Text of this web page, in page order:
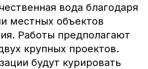
вода благодаря
местных объектов
Работы предполагают
крупных проектов.
будут курировать